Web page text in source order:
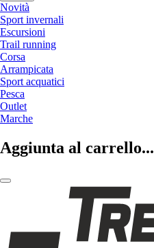
Novità
Sport invernali
Escursioni
Trail running
Corsa
Arrampicata
Sport acquatici
Pesca
Outlet
Marche
Aggiunta al carrello...